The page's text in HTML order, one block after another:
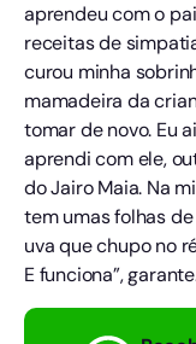
aprendeu com o
receitas de
curou minha
mamadeira da
tomar de novo. Eu
aprendi com ele,
do Jairo Maia. Na
tem umas folhas
uva que chupo no
E funciona”,